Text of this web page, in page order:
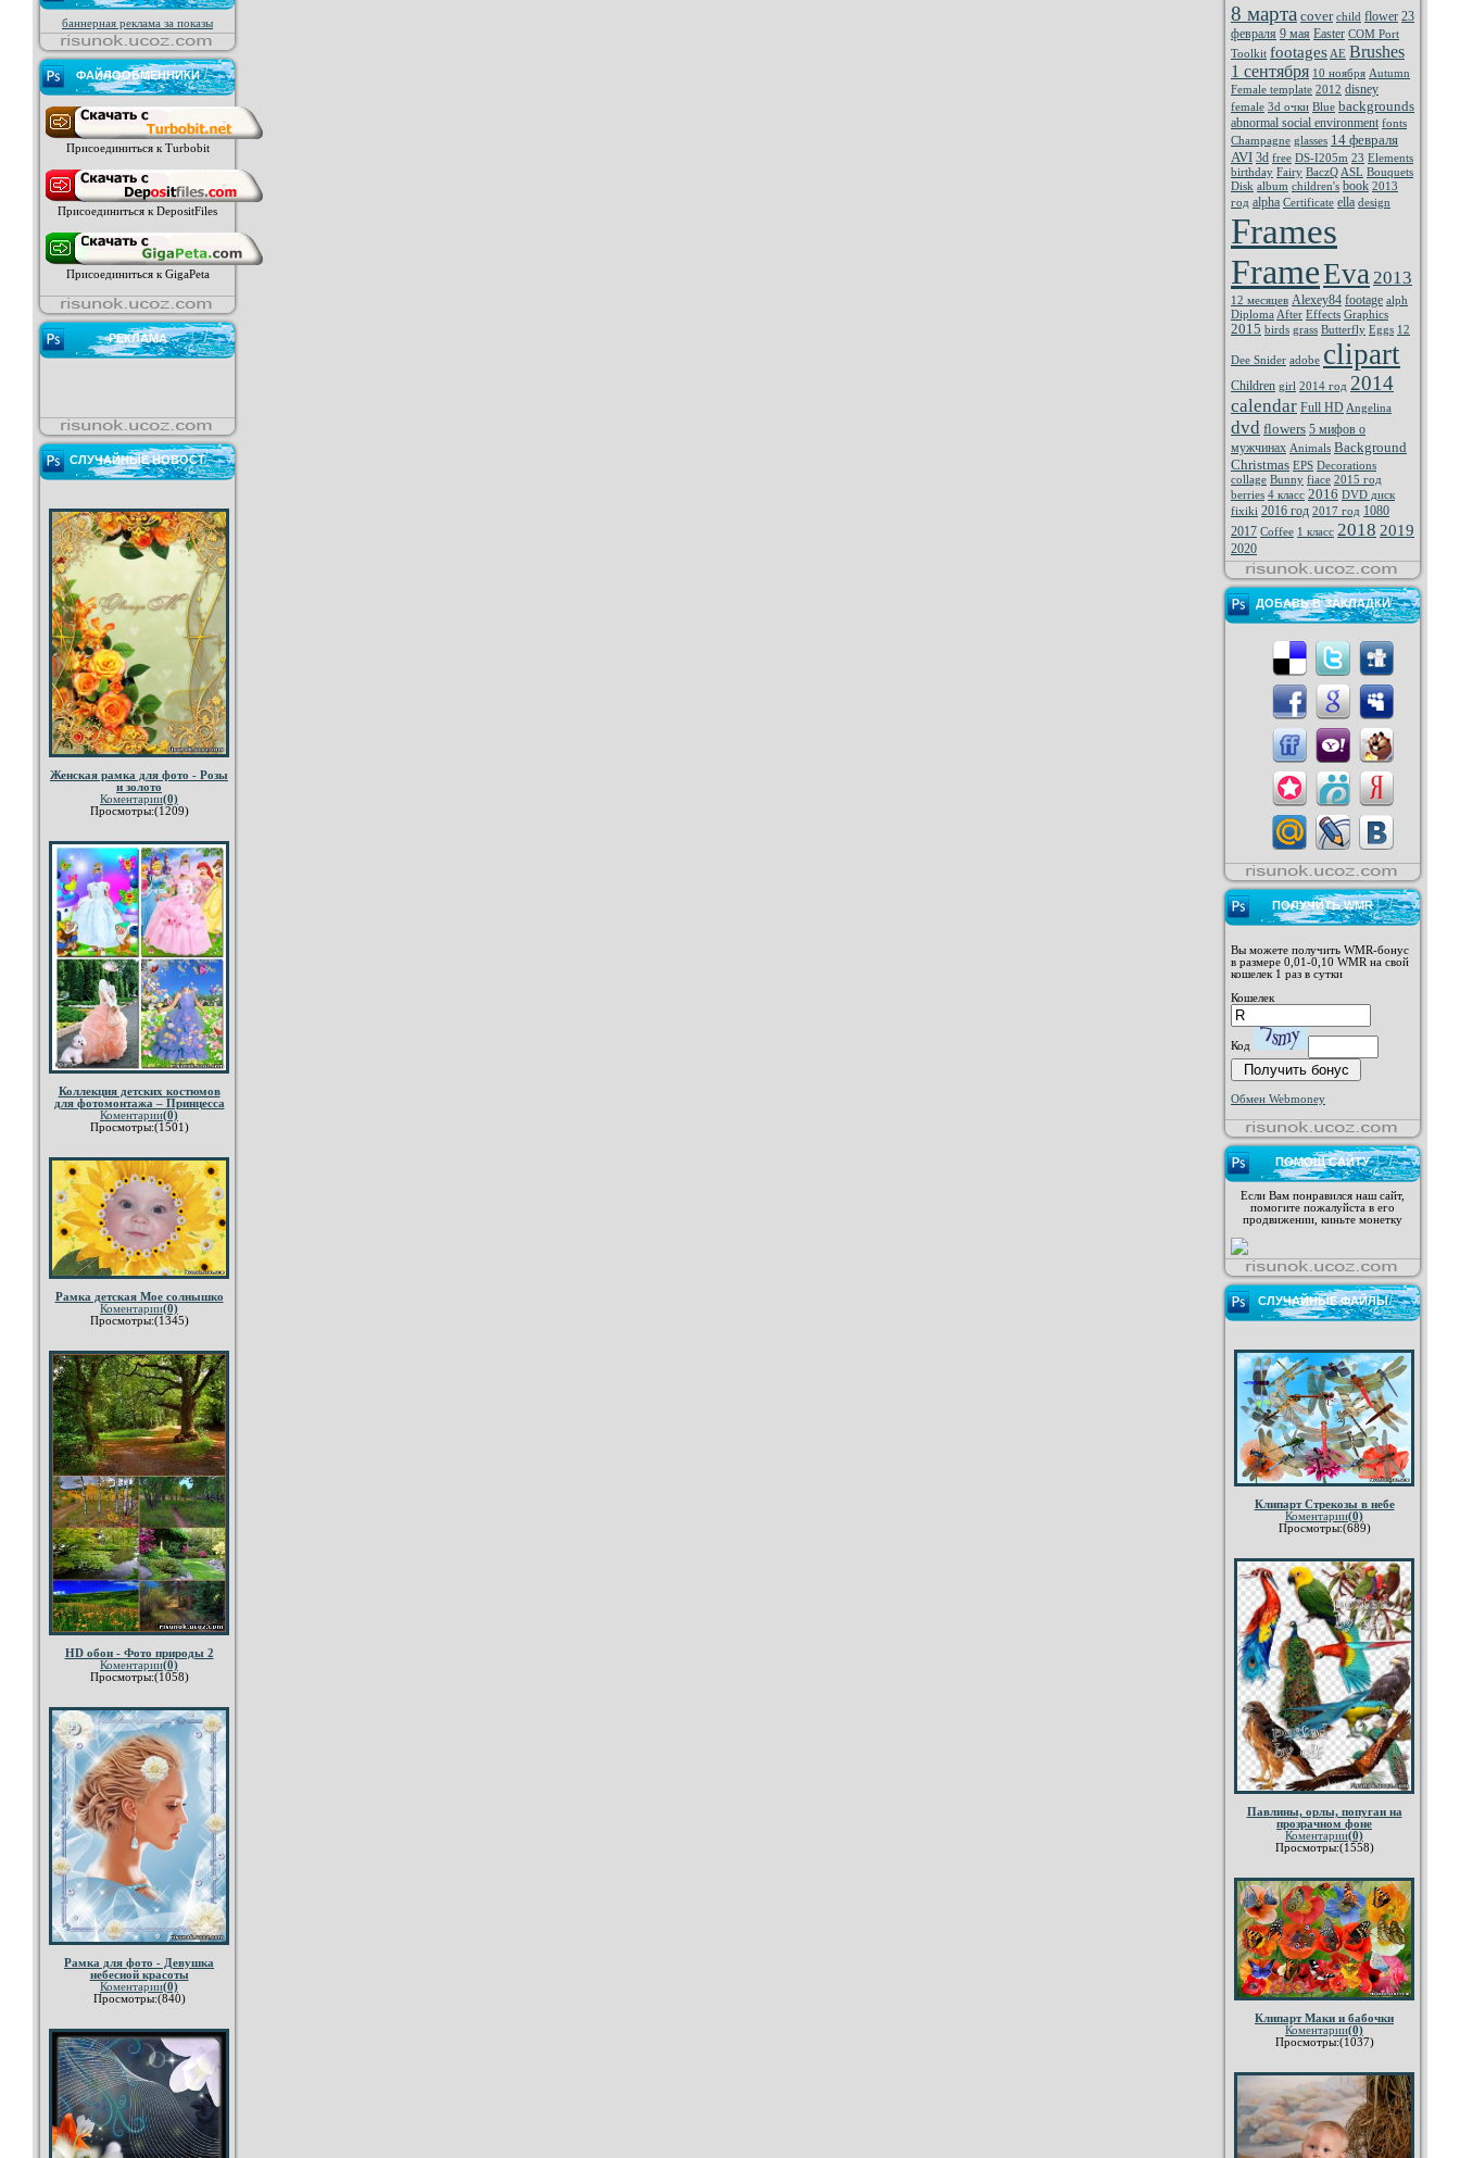
баннерная реклама за показы
ФАЙЛООБМЕННИКИ
Присоединиться к Turbobit
Присоединиться к DepositFiles
Присоединиться к GigaPeta
РЕКЛАМА
СЛУЧАЙНЫЕ НОВОСТ
Женская рамка для фото - Розы
и золото
Коментарии(0)
Просмотры:(1209)
Коллекция детских костюмов
для фотомонтажа – Принцесса
Коментарии(0)
Просмотры:(1501)
Рамка детская Мое солнышко
Коментарии(0)
Просмотры:(1345)
HD обои - Фото природы 2
Коментарии(0)
Просмотры:(1058)
Рамка для фото - Девушка
небесной красоты
Коментарии(0)
Просмотры:(840)
8 марта cover child flower 23
февраля 9 мая Easter COM Port
Toolkit footages AE Brushes
1 сентября 10 ноября Autumn
Female template 2012 disney
female 3d очки Blue backgrounds
abnormal social environment fonts
Champagne glasses 14 февраля
AVI 3d free DS-I205m 23 Elements
birthday Fairy BaczQ ASL Bouquets
Disk album children's book 2013
год alpha Certificate ella design
Frames
FrameEva 2013
12 месяцев Alexey84 footage alph
Diploma After Effects Graphics
2015 birds grass Butterfly Eggs 12
Dee Snider adobe clipart
Children girl 2014 год 2014
calendar Full HD Angelina
dvd flowers 5 мифов о
мужчинах Animals Background
Christmas EPS Decorations
collage Bunny fiace 2015 год
berries 4 класс 2016 DVD диск
fixiki 2016 год 2017 год 1080
2017 Coffee 1 класс 2018 2019
2020
ДОБАВЬ В ЗАКЛАДКИ
ПОЛУЧИТЬ WMR
Вы можете получить WMR-бонус
в размере 0,01-0,10 WMR на свой
кошелек 1 раз в сутки
Кошелек
Код
Обмен Webmoney
ПОМОЩ САЙТУ
Если Вам понравился наш сайт,
помогите пожалуйста в его
продвижении, киньте монетку
СЛУЧАЙНЫЕ ФАЙЛЫ
Клипарт Стрекозы в небе
Коментарии(0)
Просмотры:(689)
Павлины, орлы, попугаи на
прозрачном фоне
Коментарии(0)
Просмотры:(1558)
Клипарт Маки и бабочки
Коментарии(0)
Просмотры:(1037)